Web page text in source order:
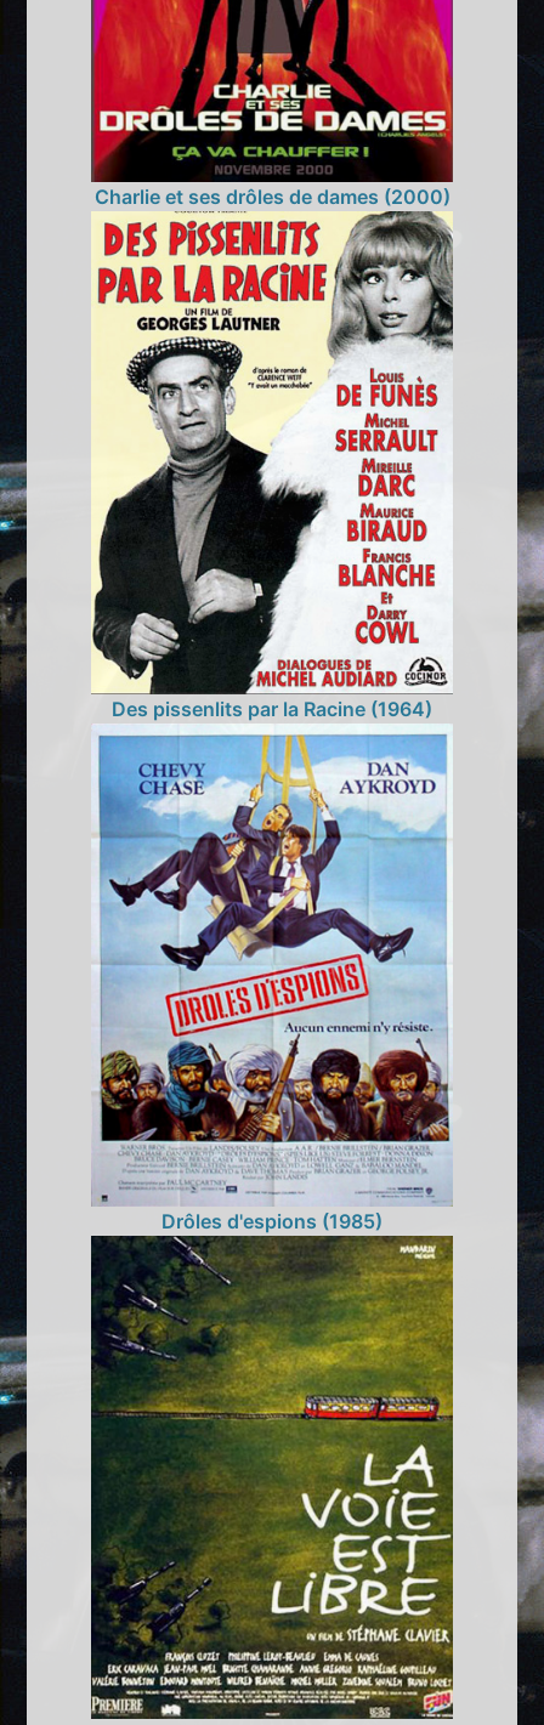
Charlie et ses drôles de dames (2000)
Des pissenlits par la Racine (1964)
Drôles d'espions (1985)